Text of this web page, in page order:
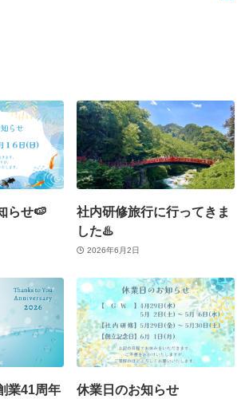
らせ🍉
社内研修旅行に行ってきま
した♨️
2026年6月2日
業41周年 休業日のお知らせ